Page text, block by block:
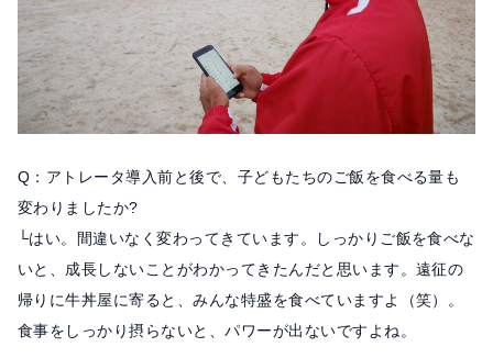
Q：アトレータ導入前と後で、子どもたちのご飯を食べる量も
変わりましたか?
└はい。間違いなく変わってきています。しっかりご飯を食べな
いと、成長しないことがわかってきたんだと思います。遠征の
帰りに牛丼屋に寄ると、みんな特盛を食べていますよ（笑）。
食事をしっかり摂らないと、パワーが出ないですよね。